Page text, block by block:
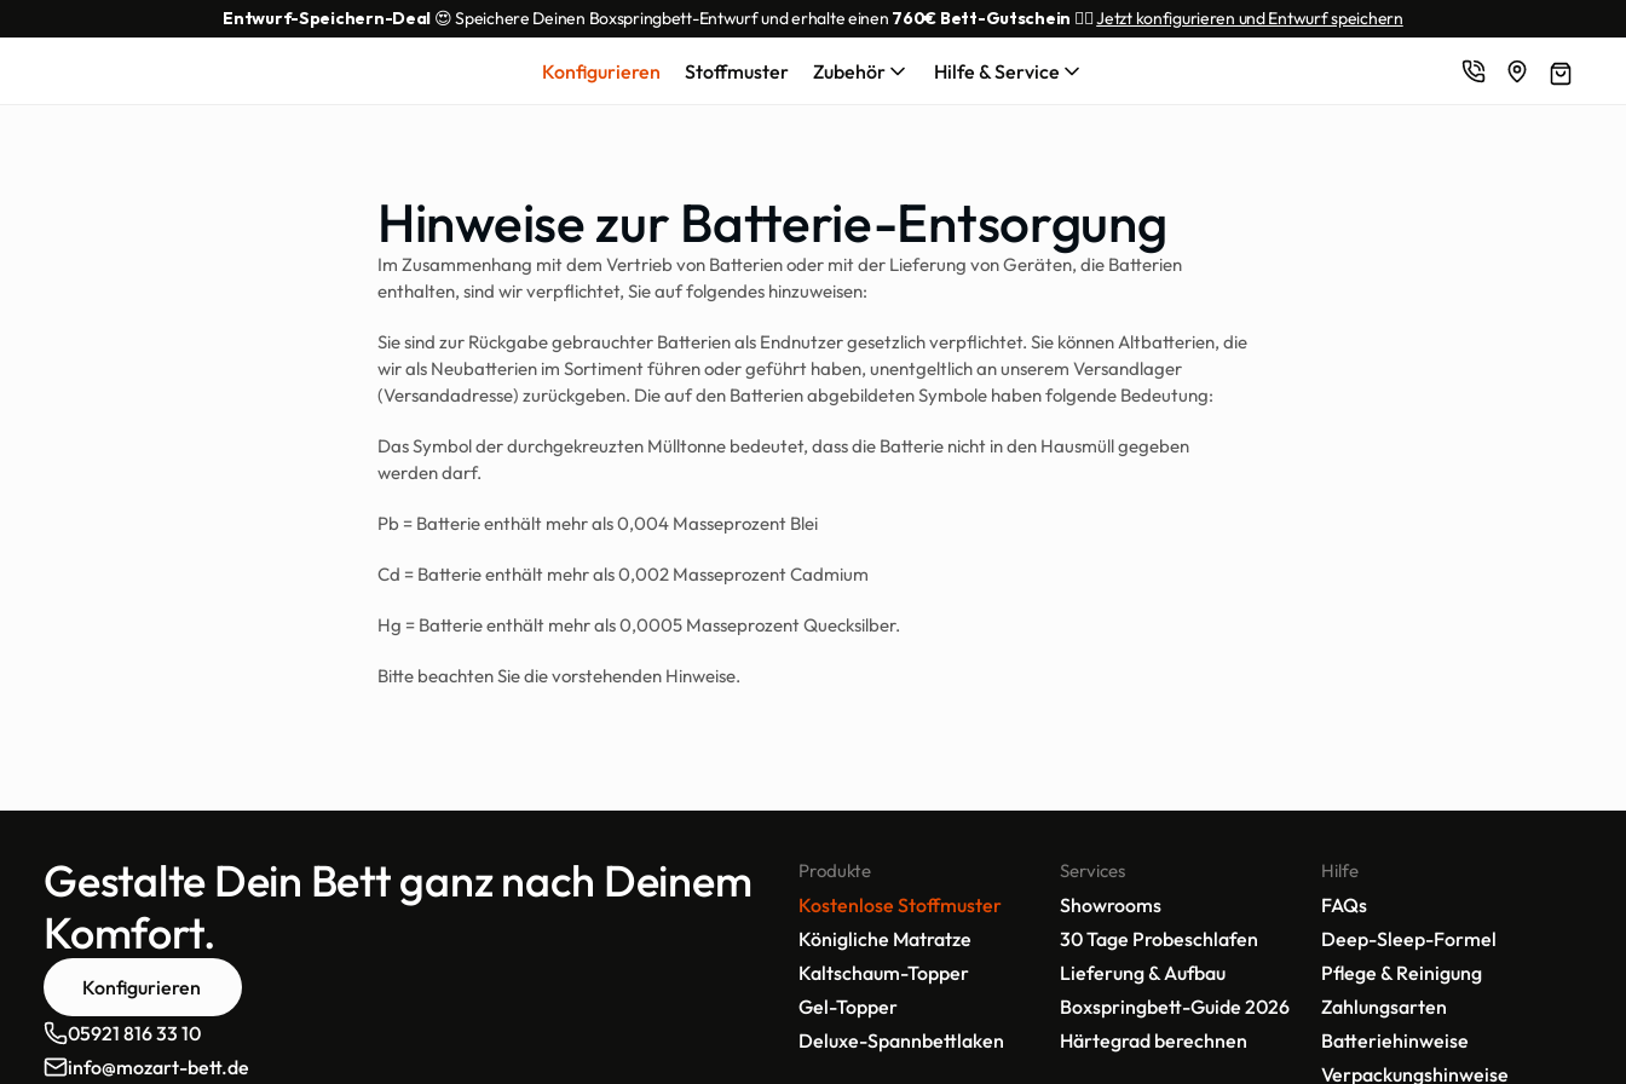
Entwurf-Speichern-Deal 😍 Speichere Deinen Boxspringbett-Entwurf und erhalte einen 760€ Bett-Gutschein 👌🏼 Jetzt konfigurieren und Entwurf speichern
Konfigurieren Stoffmuster Zubehör Hilfe & Service
Hinweise zur Batterie-Entsorgung
Im Zusammenhang mit dem Vertrieb von Batterien oder mit der Lieferung von Geräten, die Batterien
enthalten, sind wir verpflichtet, Sie auf folgendes hinzuweisen:
Sie sind zur Rückgabe gebrauchter Batterien als Endnutzer gesetzlich verpflichtet. Sie können Altbatterien, die
wir als Neubatterien im Sortiment führen oder geführt haben, unentgeltlich an unserem Versandlager
(Versandadresse) zurückgeben. Die auf den Batterien abgebildeten Symbole haben folgende Bedeutung:
Das Symbol der durchgekreuzten Mülltonne bedeutet, dass die Batterie nicht in den Hausmüll gegeben
werden darf.
Pb = Batterie enthält mehr als 0,004 Masseprozent Blei
Cd = Batterie enthält mehr als 0,002 Masseprozent Cadmium
Hg = Batterie enthält mehr als 0,0005 Masseprozent Quecksilber.
Bitte beachten Sie die vorstehenden Hinweise.
Gestalte Dein Bett ganz nach Deinem
Komfort.
Konfigurieren
05921 816 33 10
info@mozart-bett.de
Produkte
Kostenlose Stoffmuster
Königliche Matratze
Kaltschaum-Topper
Gel-Topper
Deluxe-Spannbettlaken
Services
Showrooms
30 Tage Probeschlafen
Lieferung & Aufbau
Boxspringbett-Guide 2026
Härtegrad berechnen
Hilfe
FAQs
Deep-Sleep-Formel
Pflege & Reinigung
Zahlungsarten
Batteriehinweise
Verpackungshinweise